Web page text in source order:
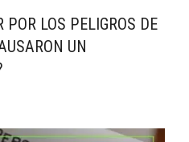
POR LOS PELIGROS DE
UN